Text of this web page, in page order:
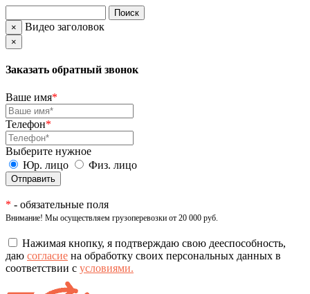
× Видео заголовок
×
Заказать обратный звонок
Ваше имя*
Телефон*
Выберите нужное
Юр. лицо
Физ. лицо
* - обязательные поля
Внимание! Мы осуществляем грузоперевозки от 20 000 руб.
Нажимая кнопку, я подтверждаю свою дееспособность,
даю согласие на обработку своих персональных данных в
соответствии с условиями.